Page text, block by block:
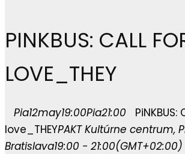
PINKBUS: CALL
LOVE_THEY
Pia12may19:00Pia21:00
love_THEYPAKT Kultúrne centrum,
Bratislava19:00 - 21:00(GMT+02:00)